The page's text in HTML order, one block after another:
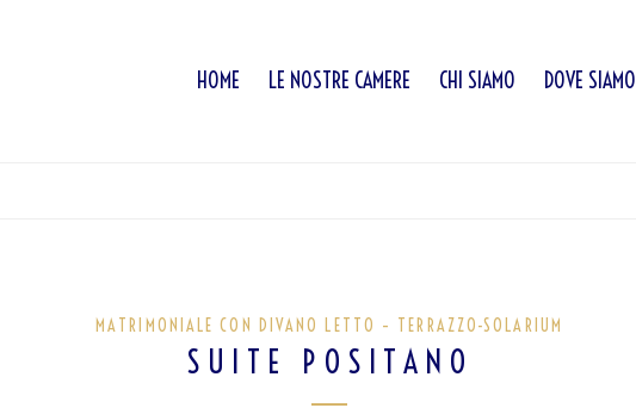
HOME LE NOSTRE CAMERE CHI SIAMO DOVE SIAMO
MATRIMONIALE CON DIVANO LETTO – TERRAZZO-SOLARIUM
SUITE POSITANO